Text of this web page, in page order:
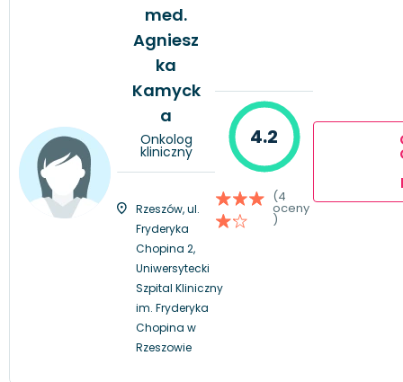
med.
Agniesz
ka
Kamyck
a
Onkolog
kliniczny
Rzeszów, ul.
Fryderyka
Chopina 2,
Uniwersytecki
Szpital Kliniczny
im. Fryderyka
Chopina w
Rzeszowie
4.2
(4
oceny
)